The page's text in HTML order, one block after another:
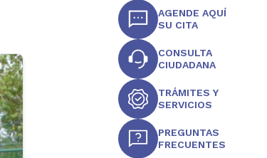
AGENDE AQUÍ
SU CITA
CONSULTA
CIUDADANA
TRÁMITES Y
SERVICIOS
PREGUNTAS
FRECUENTES